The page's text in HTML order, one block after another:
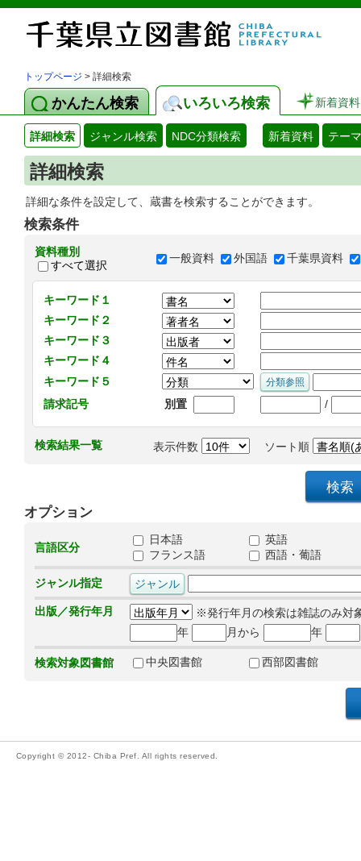
トップページ > 詳細検索
かんたん検索 いろいろ検索 新着資料
詳細検索 ジャンル検索 NDC分類検索 新着資料 テー
詳細検索
詳細な条件を設定して、蔵書を検索することができます。
検索条件
資料種別
すべて選択
一般資料 外国語 千葉県資料
キーワード１
キーワード２
キーワード３
キーワード４
キーワード５
請求記号
別置 /
検索結果一覧 表示件数 ソート順
オプション
言語区分
日本語
英語
フランス語
西語・葡語
ジャンル指定
出版／発行年月
※発行年月の検索は雑誌のみ対
年
月から 年
検索対象図書館 中央図書館 西部図書館
Copyright © 2012- Chiba Pref. All rights reserved.